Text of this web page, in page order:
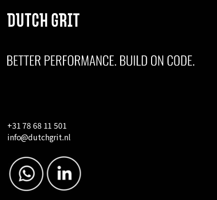
+31 78 68 11 501
info@dutchgrit.nl